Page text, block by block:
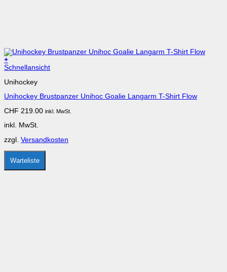
+
Dieses
weist
Varianten
Die
können
der
Produktseite
gewählt
Schnellansicht
Unihockey
Unihockey Brustpanzer Unihoc Goalie Langarm T-Shirt Flow
CHF 219.00 inkl. MwSt.
inkl. MwSt.
zzgl. Versandkosten
Warteliste